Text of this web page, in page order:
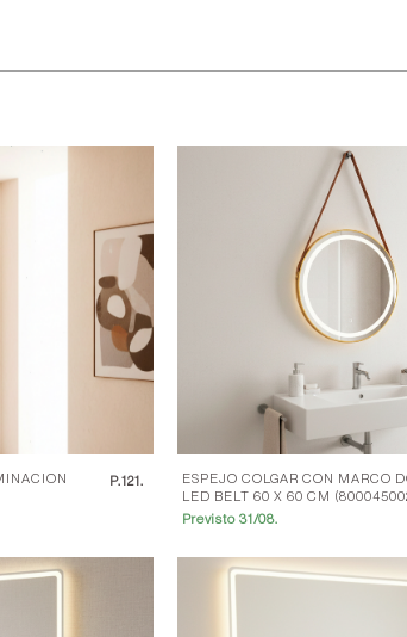
P.121.
ESPEJO COLGAR CON MARCO
LED BELT 60 X 60 CM
Previsto 31/08.